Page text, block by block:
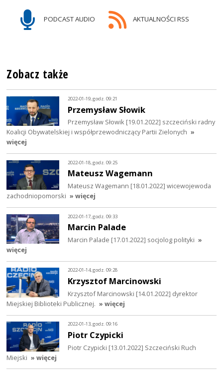
PODCAST AUDIO AKTUALNOŚCI RSS
Zobacz także
2022-01-19, godz. 09:21
Przemysław Słowik
Przemysław Słowik [19.01.2022] szczeciński radny
Koalicji Obywatelskiej i współprzewodniczący Partii Zielonych »
więcej
2022-01-18, godz. 09:25
Mateusz Wagemann
Mateusz Wagemann [18.01.2022] wicewojewoda
zachodniopomorski » więcej
2022-01-17, godz. 09:33
Marcin Palade
Marcin Palade [17.01.2022] socjolog polityki »
więcej
2022-01-14, godz. 09:28
Krzysztof Marcinowski
Krzysztof Marcinowski [14.01.2022] dyrektor
Miejskiej Biblioteki Publicznej. » więcej
2022-01-13, godz. 09:16
Piotr Czypicki
Piotr Czypicki [13.01.2022] Szczeciński Ruch
Miejski » więcej